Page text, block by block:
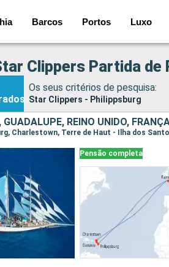
Barcos Portos Luxo
Clippers Partida de
Os seus critérios de pesquisa:
Star Clippers - Philippsburg
REINO UNIDO,
Pensão completa